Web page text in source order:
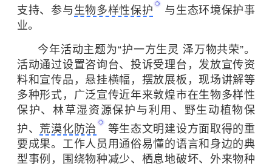
支持、参与 生物多样性保护
与生态环境保护事
业。
今年活动主题为“护一方生灵 泽万物共荣”。
活动通过设置咨询台、投诉受理台，发放宣传资
料和宣传品，悬挂横幅，摆放展板，现场讲解等
多种形式，广泛宣传近年来敦煌市在生物多样性
保护、林草湿资源保护与利用、野生动植物保
护、 荒漠化防治
等生态文明建设方面取得的重
要成果。工作人员用通俗易懂的语言和身边的典
型事例，围绕物种减少、栖息地破坏、外来物种